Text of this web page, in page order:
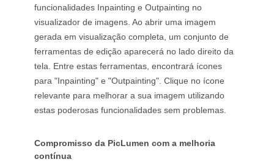
funcionalidades Inpainting e Outpainting no
visualizador de imagens. Ao abrir uma imagem
gerada em visualização completa, um conjunto de
ferramentas de edição aparecerá no lado direito da
tela. Entre estas ferramentas, encontrará ícones
para "Inpainting" e "Outpainting". Clique no ícone
relevante para melhorar a sua imagem utilizando
estas poderosas funcionalidades sem problemas.
Compromisso da PicLumen com a melhoria
contínua